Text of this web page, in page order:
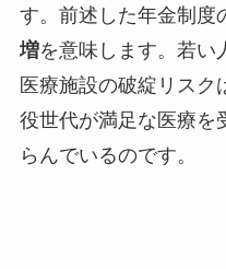
す。前述した年金制度
増を意味します。若い
医療施設の破綻リス
役世代が満足な医療を
らんでいるのです。